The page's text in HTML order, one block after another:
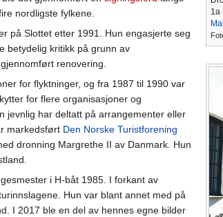
1a
nordligste fylkene.
på Slottet etter 1991. Hun engasjerte seg
betydelig kritikk på grunn av
renovering.
for flyktninger, og fra 1987 til 1990 var
for flere organisasjoner og
jevnlig har deltatt på arrangementer eller
markedsført Den Norske Turistforening
dronning Margrethe II av Danmark. Hun
i H-båt 1985. I forkant av
Hun var blant annet med på
I 2017 ble en del av hennes egne bilder